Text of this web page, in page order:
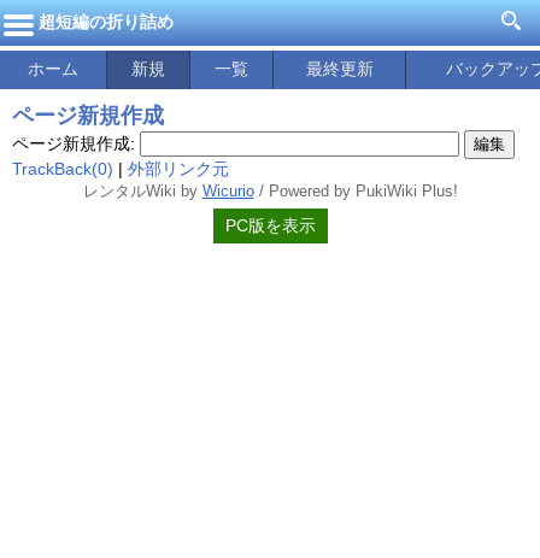
超短編の折り詰め
ホーム 新規 一覧 最終更新 バックアッ
ページ新規作成
ページ新規作成:
TrackBack(0) | 外部リンク元
レンタルWiki by Wicurio/ Powered by PukiWiki Plus!
PC版を表示